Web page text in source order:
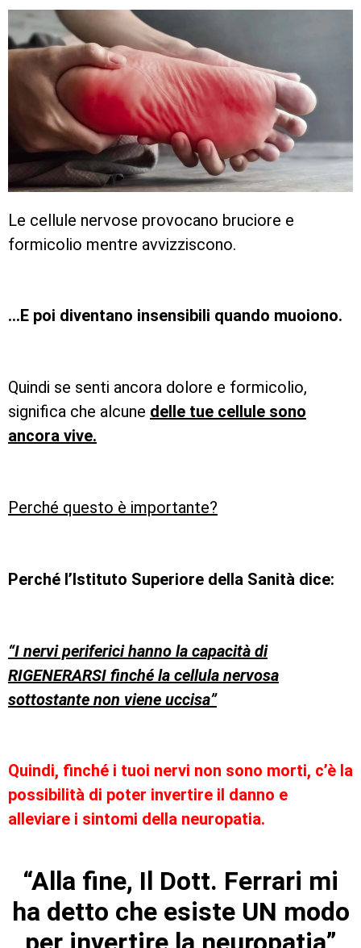
Le cellule nervose provocano bruciore e
formicolio mentre avvizziscono.
…E poi diventano insensibili quando muoiono.
Quindi se senti ancora dolore e formicolio,
significa che alcune delle tue cellule sono
ancora vive.
Perché questo è importante?
Perché l’Istituto Superiore della Sanità dice:
“I nervi periferici hanno la capacità di
RIGENERARSI finché la cellula nervosa
sottostante non viene uccisa”
Quindi, finché i tuoi nervi non sono morti, c’è la
possibilità di poter invertire il danno e
alleviare i sintomi della neuropatia.
“Alla fine, Il Dott. Ferrari mi
ha detto che esiste UN modo